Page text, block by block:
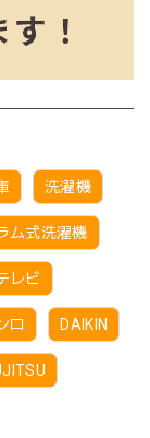
洗濯機
ム式洗濯機
レビ
ロ DAIKIN